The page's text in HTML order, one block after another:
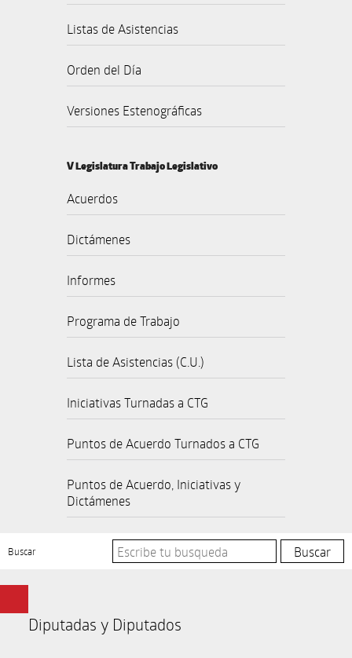
Listas de Asistencias
Orden del Día
Versiones Estenográficas
V Legislatura Trabajo Legislativo
Acuerdos
Dictámenes
Informes
Programa de Trabajo
Lista de Asistencias (C.U.)
Iniciativas Turnadas a CTG
Puntos de Acuerdo Turnados a CTG
Puntos de Acuerdo, Iniciativas y
Dictámenes
Buscar
Diputadas y Diputados